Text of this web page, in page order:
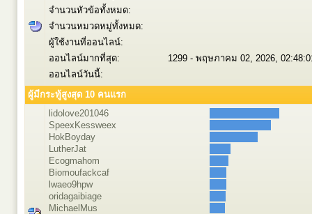
จำนวนหัวข้อทั้งหมด:
จำนวนหมวดหมู่ทั้งหมด:
ผู้ใช้งานที่ออนไลน์:
ออนไลน์มากที่สุด:
1299 - พฤษภาคม 02, 2026,
ออนไลน์วันนี้:
ผู้มีกระทู้สูงสุด 10 คนแรก
lidolove201046
SpeexKessweex
HokBoyday
LutherJat
Ecogmahom
Biomoufackcaf
lwaeo9hpw
oridagaibiage
MichaelMus